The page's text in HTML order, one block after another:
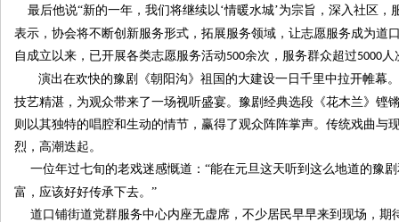
最后他说“新的一年，我们将继续以‘情暖水城’为宗旨，深入社区
表示，协会将不断创新服务形式，拓展服务领域，让志愿服务成为道
自成立以来，已开展各类志愿服务活动500余次，服务群众超过5000人
演出在欢快的豫剧《朝阳沟》祖国的大建设一日千里中拉开帷幕
技艺精湛，为观众带来了一场视听盛宴。豫剧经典选段《花木兰》铿
则以其独特的唱腔和生动的情节，赢得了观众阵阵掌声。传统戏曲与
烈，高潮迭起。
一位年过七旬的老戏迷感慨道：“能在元旦这天听到这么地道的豫
富，应该好好传承下去。”
道口铺街道党群服务中心内座无虚席，不少居民早早来到现场，